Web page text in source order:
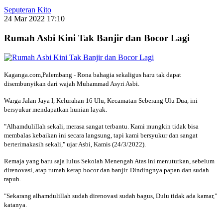
Seputeran Kito
24 Mar 2022 17:10
Rumah Asbi Kini Tak Banjir dan Bocor Lagi
Kaganga.com,Palembang - Rona bahagia sekaligus haru tak dapat
disembunyikan dari wajah Muhammad Asyri Asbi.
Warga Jalan Jaya I, Kelurahan 16 Ulu, Kecamatan Seberang Ulu Dua, ini
bersyukur mendapatkan hunian layak.
"Alhamdulillah sekali, merasa sangat terbantu. Kami mungkin tidak bisa
membalas kebaikan ini secara langsung, tapi kami bersyukur dan sangat
berterimakasih sekali," ujar Asbi, Kamis (24/3/2022).
Remaja yang baru saja lulus Sekolah Menengah Atas ini menuturkan, sebelum
direnovasi, atap rumah kerap bocor dan banjir. Dindingnya papan dan sudah
rapuh.
"Sekarang alhamdulillah sudah direnovasi sudah bagus, Dulu tidak ada kamar,"
katanya.